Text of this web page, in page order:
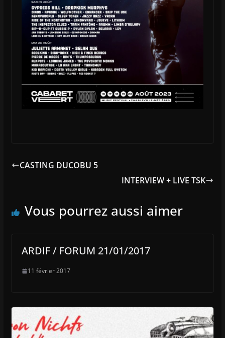
CASTING DUCOBU 5
INTERVIEW + LIVE TSK
Vous pourrez aussi aimer
ARDIF / FORUM 21/01/2017
11 février 2017